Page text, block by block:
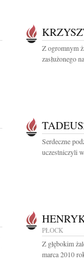
Z ogromnym
zasłużonego
Serdeczne
uczestniczyli
PŁOCK
Z głębokim
marca 2010